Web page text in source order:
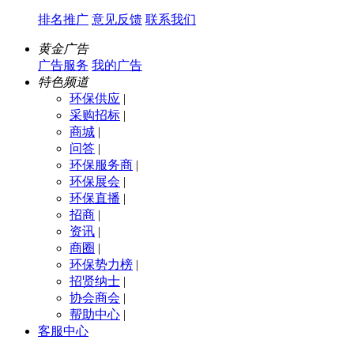
排名推广 意见反馈 联系我们
黄金广告
广告服务 我的广告
特色频道
环保供应 |
采购招标 |
商城 |
问答 |
环保服务商 |
环保展会 |
环保直播 |
招商 |
资讯 |
商圈 |
环保势力榜 |
招贤纳士 |
协会商会 |
帮助中心 |
客服中心